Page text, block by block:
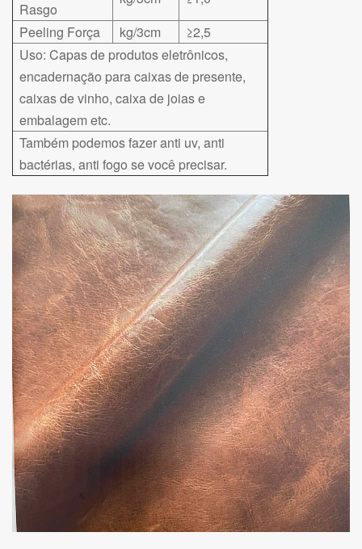
Rasgo
Peeling Força
kg/3cm
≥2,5
Uso: Capas de produtos eletrônicos,
encadernação para caixas de presente,
caixas de vinho, caixa de joias e
embalagem etc.
Também podemos fazer anti uv, anti
bactérias, anti fogo se você precisar.